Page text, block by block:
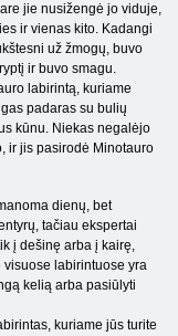
jie nusižengė jo viduje,
ir vienas kito. Kadangi
už žmogų, buvo
ir buvo smagu.
labirintą, kuriame
padaras su bulių
kūnu. Niekas negalėjo
ir jis pasirodė Minotauro
dienų, bet
tačiau ekspertai
į dešinę arba į kairę,
visuose labirintuose yra
kelią arba pasiūlyti
kuriame jūs turite